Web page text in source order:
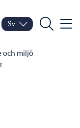
Porvoo – Gå till
Byt språk
Nuvarande språk:
Sv
Sök Meny
och miljö